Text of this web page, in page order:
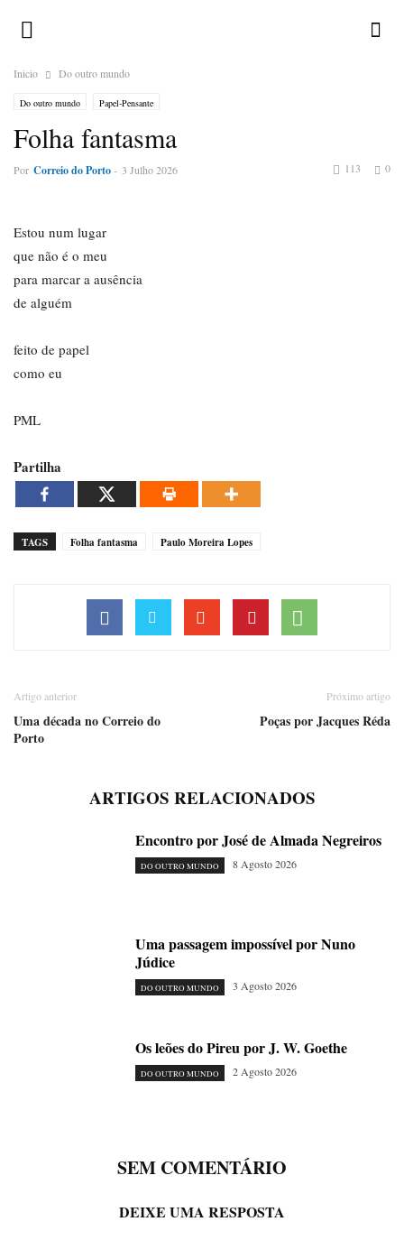
Inicio Do outro mundo
Do outro mundo Papel-Pensante
Folha fantasma
Por Correio do Porto- 3 Julho 2026 0
113
Estou num lugar
que não é o meu
para marcar a ausência
de alguém
feito de papel
como eu
PML
Partilha
TAGS Folha fantasma Paulo Moreira Lopes
Artigo anterior
Uma década no Correio do
Porto
Próximo artigo
Poças por Jacques Réda
ARTIGOS RELACIONADOS
Encontro por José de Almada Negreiros
DO OUTRO MUNDO 8 Agosto 2026
Uma passagem impossível por Nuno
Júdice
DO OUTRO MUNDO 3 Agosto 2026
Os leões do Pireu por J. W. Goethe
DO OUTRO MUNDO 2 Agosto 2026
SEM COMENTÁRIO
DEIXE UMA RESPOSTA